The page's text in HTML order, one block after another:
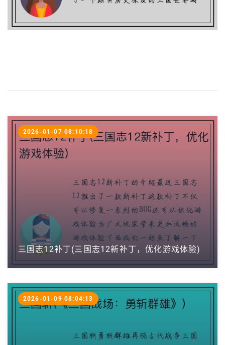
三国志12补丁(三国志12新补丁，优化游戏体验)
2026-01-07 08:10:18
2026-01-09 08:04:13